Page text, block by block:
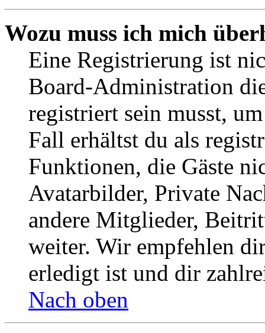
Wozu muss ich mich
Eine Registrierung ist
Board-Administration
registriert sein musst,
Fall erhältst du als
Funktionen, die Gäste
Avatarbilder, Private
andere Mitglieder,
weiter. Wir empfehlen
erledigt ist und dir
Nach oben